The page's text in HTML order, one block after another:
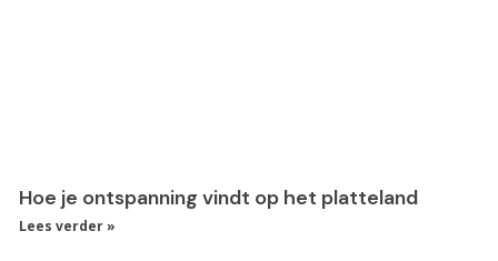
Hoe je ontspanning vindt op het platteland
Lees verder »